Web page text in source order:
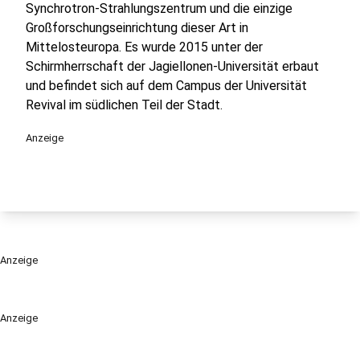
Anzeige
Synchrotron-Strahlungszentrum und die einzige
Großforschungseinrichtung dieser Art in
Mittelosteuropa. Es wurde 2015 unter der
Schirmherrschaft der Jagiellonen-Universität erbaut
und befindet sich auf dem Campus der Universität
Revival im südlichen Teil der Stadt.
Anzeige
Anzeige